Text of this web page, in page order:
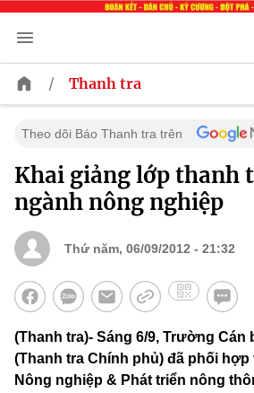
/ Thanh tra
Theo dõi Báo Thanh tra trên
Khai giảng lớp thanh
ngành nông nghiệp
Thứ năm, 06/09/2012 - 21:32
(Thanh tra)- Sáng 6/9, Trường Cán
(Thanh tra Chính phủ) đã phối
Nông nghiệp & Phát triển nông